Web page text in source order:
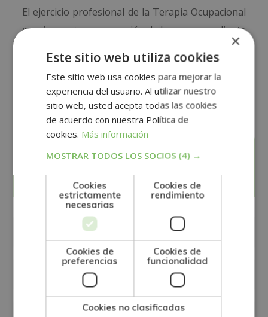
El ejercicio profesional de la Terapia Ocupacional
requiere estar en posesión de la correspondiente
titulación oficial de Grado o Diplomatura en
Terapia Ocupacional, conforme a la normativa
vigente.
Solicita información
×
Este sitio web utiliza cookies
Este sitio web usa cookies para mejorar la
experiencia del usuario. Al utilizar nuestro
sitio web, usted acepta todas las cookies
de acuerdo con nuestra Política de
cookies. Más información
MOSTRAR TODOS LOS SOCIOS (4) →
Cookies
estrictamente
necesarias
Cookies de
rendimiento
Cookies de
preferencias
Cookies de
funcionalidad
Cookies no clasificadas